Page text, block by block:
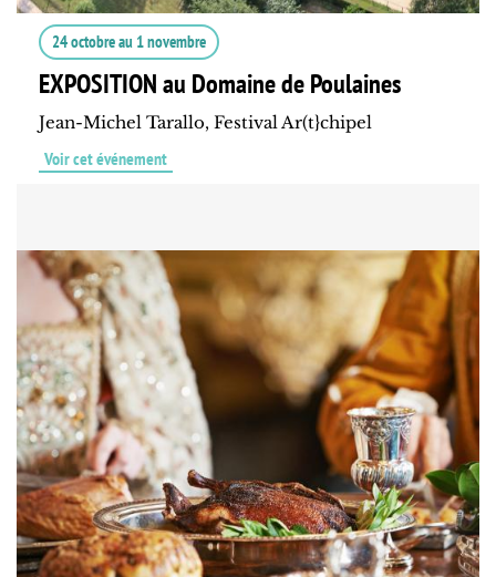
24 octobreau 1 novembre
EXPOSITION au Domaine de Poulaines
Jean-Michel Tarallo, Festival Ar(t}chipel
Voir cet événement